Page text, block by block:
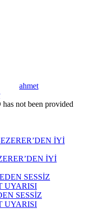
ahmet
not been provided
İYİ
SESSİZ
UYARISI